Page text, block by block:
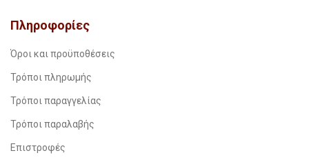
Πληροφορίες
Όροι και προϋποθέσεις
Τρόποι πληρωμής
Τρόποι παραγγελίας
Τρόποι παραλαβής
Επιστροφές